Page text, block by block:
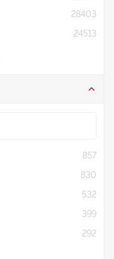
28403
24513
857
830
532
399
292